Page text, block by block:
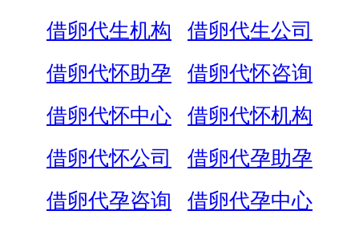
借卵代生机构
借卵代生公司
借卵代怀助孕
借卵代怀咨询
借卵代怀中心
借卵代怀机构
借卵代怀公司
借卵代孕助孕
借卵代孕咨询
借卵代孕中心